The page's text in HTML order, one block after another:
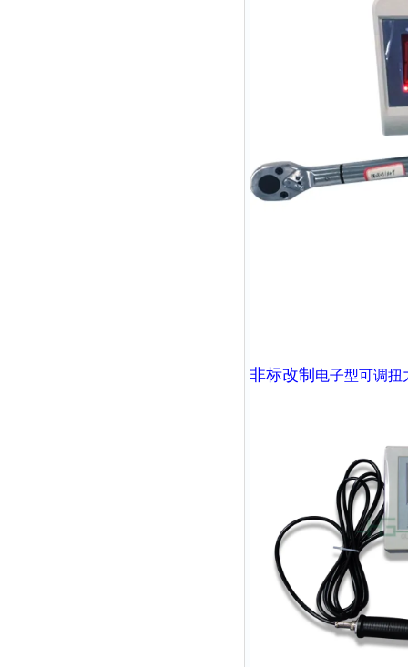
非标改制 电子型可调扭